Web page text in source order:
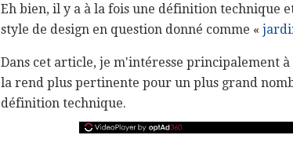
Eh bien, il y a à la fois une définition technique
style de design en question donné comme «
Dans cet article, je m'intéresse principalement
la rend plus pertinente pour un plus grand
définition technique.